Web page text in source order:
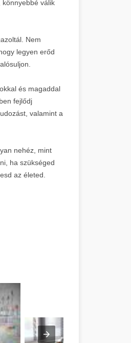
könnyebbé válik
Nem
legyen erőd
és magaddal
fejlődj
valamint a
nehéz, mint
ha szükséged
az életed.